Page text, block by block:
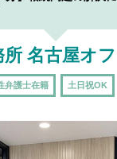
の弁護士と会話をし
名古屋オ
弁護士在籍 土日祝OK